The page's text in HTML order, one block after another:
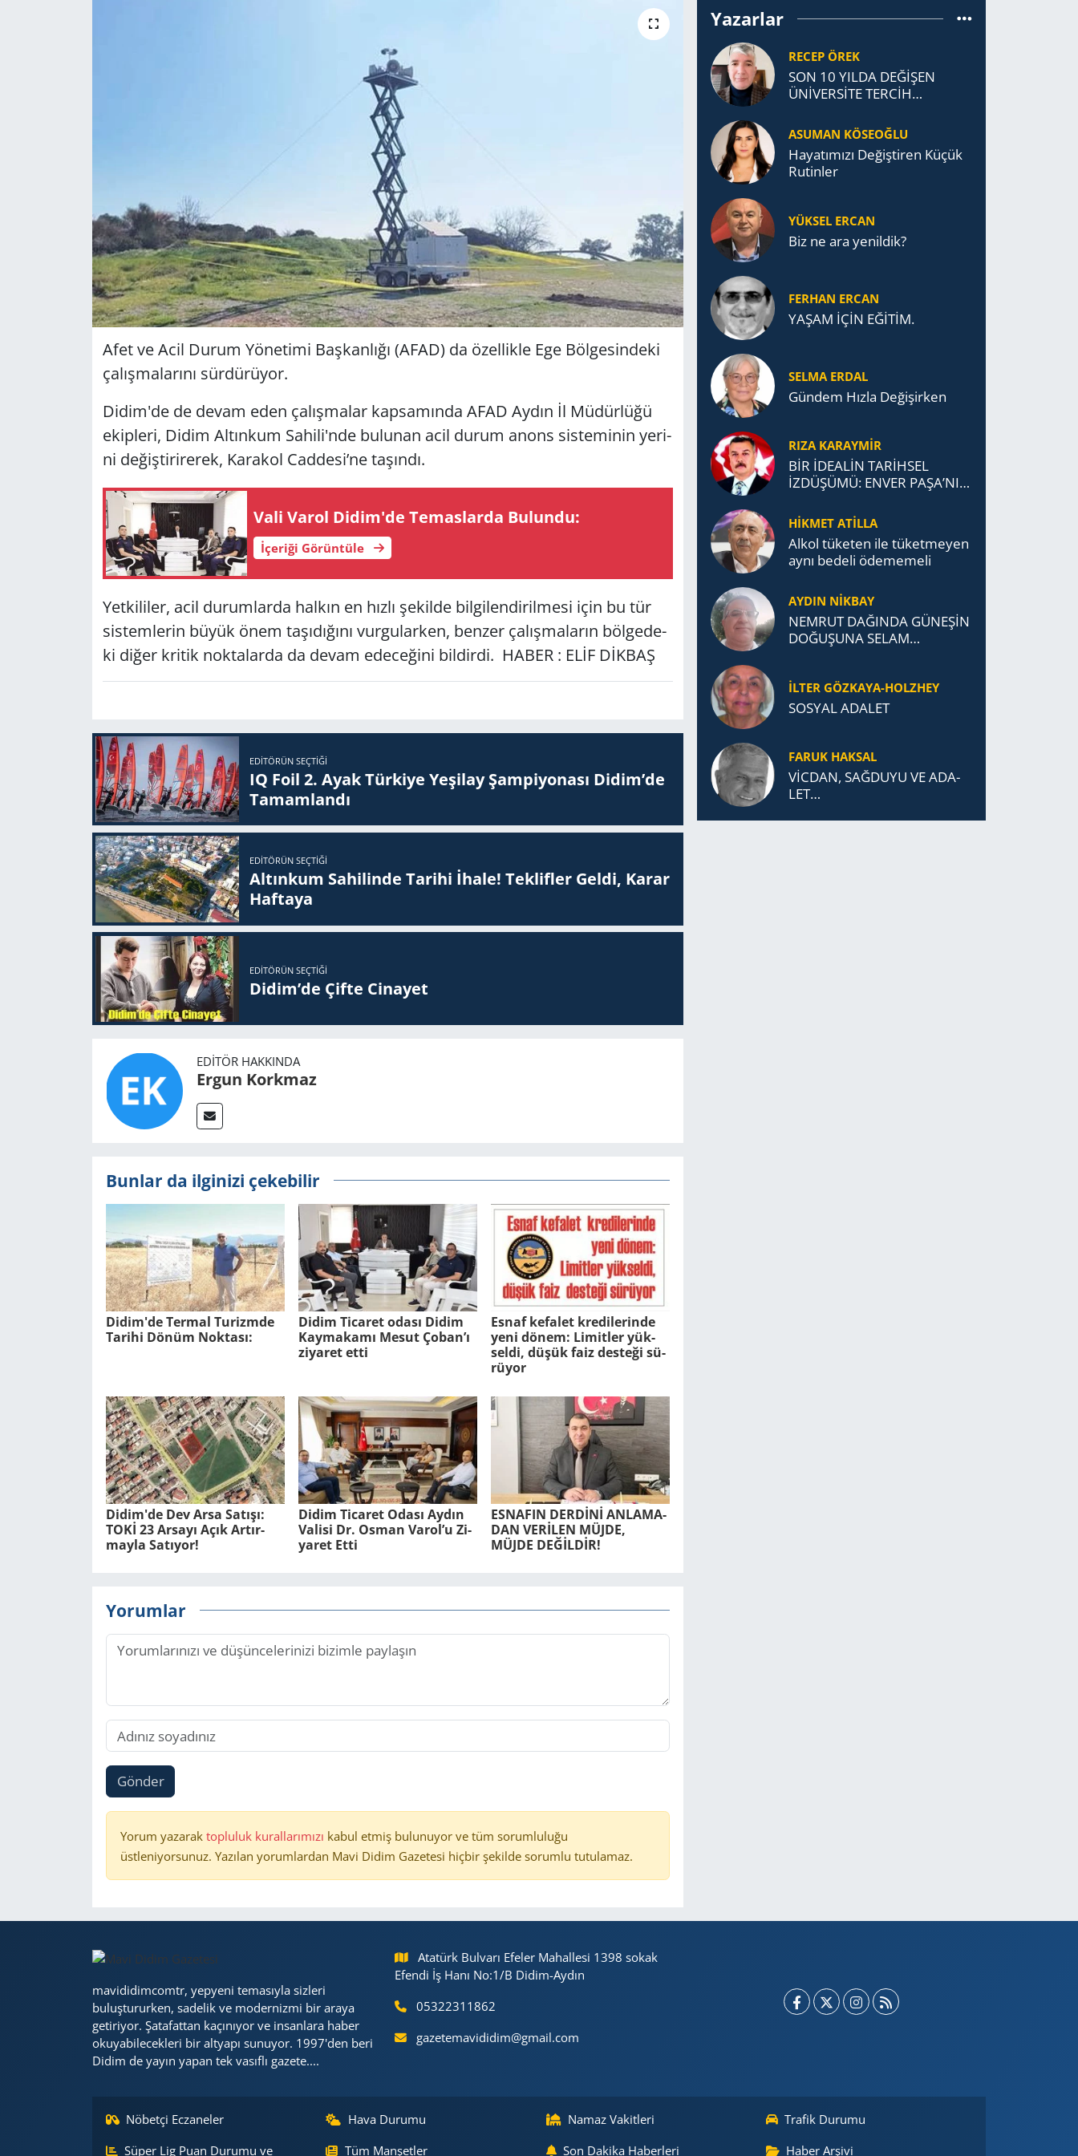
Afet ve Acil Durum Yö­ne­ti­mi Baş­kan­lı­ğı (AFAD) da özel­lik­le Ege Böl­ge­sin­de­ki
ça­lış­ma­la­rı­nı sür­dü­rü­yor.
Didim'de de devam eden ça­lış­ma­lar kap­sa­mın­da AFAD Aydın İl Mü­dür­lü­ğü
ekip­le­ri, Didim Al­tın­kum Sa­hi­li'nde bu­lu­nan acil durum anons sis­te­mi­nin ye­ri­
ni de­ğiş­ti­ri­re­rek, Ka­ra­kol Cad­de­si’ne ta­şın­dı.
Vali Varol Didim'de Te­mas­lar­da Bu­lun­du:
İçeriği Görüntüle
Yet­ki­li­ler, acil du­rum­lar­da hal­kın en hızlı şe­kil­de bil­gi­len­di­ril­me­si için bu tür
sis­tem­le­rin büyük önem ta­şı­dı­ğı­nı vur­gu­lar­ken, ben­zer ça­lış­ma­la­rın böl­ge­de­
ki diğer kri­tik nok­ta­lar­da da devam ede­ce­ği­ni bil­dir­di. HABER : ELİF DİKBAŞ
EDITÖRÜN SEÇTIĞI
IQ Foil 2. Ayak Tür­ki­ye Ye­şi­lay Şam­pi­yo­na­sı Didim’de
Ta­mam­lan­dı
EDITÖRÜN SEÇTIĞI
Altınkum Sahilinde Tarihi İhale! Teklifler Geldi, Karar
Haftaya
EDITÖRÜN SEÇTIĞI
Didim’de Çifte Ci­na­yet
EDITÖR HAKKINDA
Ergun Korkmaz
Bunlar da ilginizi çekebilir
Didim'de Ter­mal Tu­rizm­de
Ta­ri­hi Dönüm Nok­ta­sı:
Didim Ticaret odası Didim
Kaymakamı Mesut Çoban’ı
ziyaret etti
Esnaf ke­fa­let kre­di­le­rin­de
yeni dönem: Li­mit­ler yük­
sel­di, düşük faiz des­te­ği sü­
rü­yor
Didim'de Dev Arsa Sa­tı­şı:
TOKİ 23 Ar­sa­yı Açık Ar­tır­
may­la Sa­tı­yor!
Didim Ti­ca­ret Odası Aydın
Va­li­si Dr. Osman Varol’u Zi­
ya­ret Etti
ES­NA­FIN DERDİNİ AN­LA­MA­
DAN VERİLEN MÜJDE,
MÜJDE DEĞİLDİR!
Yorumlar
Gönder
Yorum yazarak topluluk kurallarımızı kabul etmiş bulunuyor ve tüm sorumluluğu
üstleniyorsunuz. Yazılan yorumlardan Mavi Didim Gazetesi hiçbir şekilde sorumlu tutulamaz.
Yazarlar
RECEP ÖREK
SON 10 YILDA DEĞİŞEN
ÜNİVERSİTE TERCİH
ASUMAN KÖSEOĞLU
Ha­ya­tı­mı­zı De­ğiş­ti­ren Küçük
Ru­tin­ler
YÜKSEL ERCAN
Biz ne ara yenildik?
FERHAN ERCAN
YAŞAM İÇİN EĞİTİM.
SELMA ERDAL
Gündem Hızla Değişirken
RIZA KARAYMIR
BİR İDEALİN TARİHSEL
İZDÜŞÜMÜ: ENVER PAŞA’NIN
TÜRK DEVLETLERİ
TEŞKİLATI’NA UZANAN
MİRASI
HİKMET ATİLLA
Alkol tü­ke­ten ile tü­ket­me­yen
aynı be­de­li öde­me­me­li
AYDIN NİKBAY
NEMRUT DAĞINDA GÜNEŞİN
DOĞUŞUNA SELAM
İLTER GÖZKAYA-HOLZHEY
SOSYAL ADALET
FARUK HAKSAL
VİCDAN, SAĞ­DU­YU VE ADA­
LET…
mavididimcomtr, yepyeni temasıyla sizleri
buluştururken, sadelik ve modernizmi bir araya
getiriyor. Şatafattan kaçınıyor ve insanlara haber
okuyabilecekleri bir altyapı sunuyor. 1997'den beri
Didim de yayın yapan tek vasıflı gazete....
Atatürk Bulvarı Efeler Mahallesi 1398 sokak
Efendi İş Hanı No:1/B Didim-Aydın
05322311862
gazetemavididim@gmail.com
Nöbetçi Eczaneler Hava Durumu Namaz Vakitleri
Trafik Durumu
Süper Lig Puan Durumu ve
Tüm Manşetler Son Dakika Haberleri Haber Arşivi
RESMİ İLANLAR
SAĞLIK
SİYASET